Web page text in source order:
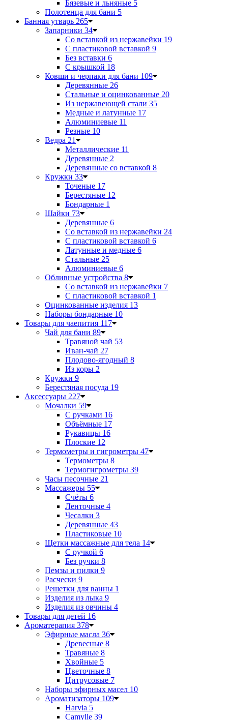
Бязевые и льняные 5
Полотенца для бани 5
Банная утварь 265
Запарники 34
Со вставкой из нержавейки 19
С пластиковой вставкой 9
Без вставки 6
С крышкой 18
Ковши и черпаки для бани 109
Деревянные 26
Стальные и оцинкованные 20
Из нержавеющей стали 35
Медные и латунные 17
Алюминиевые 11
Резные 10
Ведра 21
Металлические 11
Деревянные 2
Деревянные со вставкой 8
Кружки 33
Точеные 17
Берестяные 12
Бондарные 1
Шайки 73
Деревянные 6
Со вставкой из нержавейки 24
С пластиковой вставкой 6
Латунные и медные 6
Стальные 25
Алюминиевые 6
Обливные устройства 8
Со вставкой из нержавейки 7
С пластиковой вставкой 1
Оцинкованные изделия 13
Наборы бондарные 10
Товары для чаепития 117
Чай для бани 89
Травяной чай 53
Иван-чай 27
Плодово-ягодный 8
Из коры 2
Кружки 9
Берестяная посуда 19
Аксессуары 227
Мочалки 59
С ручками 16
Объёмные 17
Рукавицы 16
Плоские 12
Термометры и гигрометры 47
Термометры 8
Термогигрометры 39
Часы песочные 21
Массажеры 55
Счёты 6
Ленточные 4
Чесалки 3
Деревянные 43
Пластиковые 10
Щетки массажные для тела 14
С ручкой 6
Без ручки 8
Пемзы и пилки 9
Расчески 9
Решетки для ванны 1
Изделия из лыка 9
Изделия из овчины 4
Товары для детей 16
Ароматерапия 378
Эфирные масла 36
Древесные 8
Травяные 8
Хвойные 5
Цветочные 8
Цитрусовые 7
Наборы эфирных масел 10
Ароматизаторы 109
Harvia 5
Camylle 39